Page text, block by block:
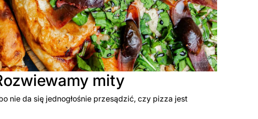
mity
nie da się jednogłośnie przesądzić, czy pizza jest